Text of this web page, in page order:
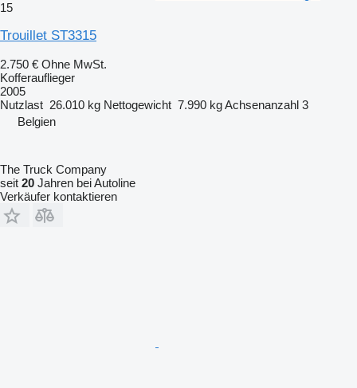
15
Trouillet ST3315
2.750 € Ohne MwSt.
Kofferauflieger
2005
Nutzlast 26.010 kg Nettogewicht 7.990 kgAchsenanzahl 3
Belgien
The Truck Company
seit 20 Jahren bei Autoline
Verkäufer kontaktieren